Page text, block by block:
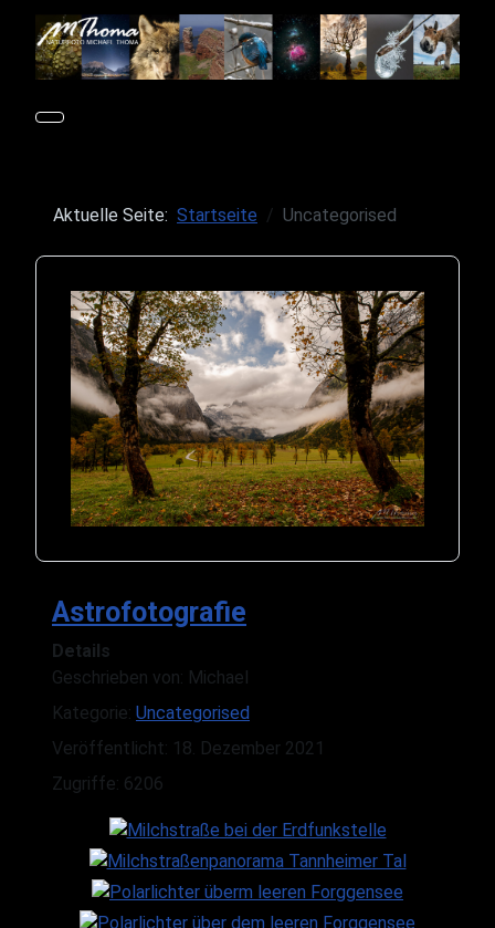
Aktuelle Seite: Startseite Uncategorised
Astrofotografie
Details
Geschrieben von: Michael
Kategorie: Uncategorised
Veröffentlicht: 18. Dezember 2021
Zugriffe: 6206